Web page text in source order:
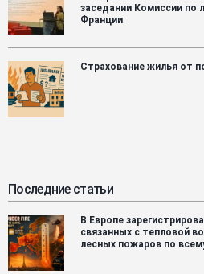
заседании Комиссии по
Франции
Страхование жилья от
Последние статьи
В Европе
связанных с тепловой
лесных пожаров по